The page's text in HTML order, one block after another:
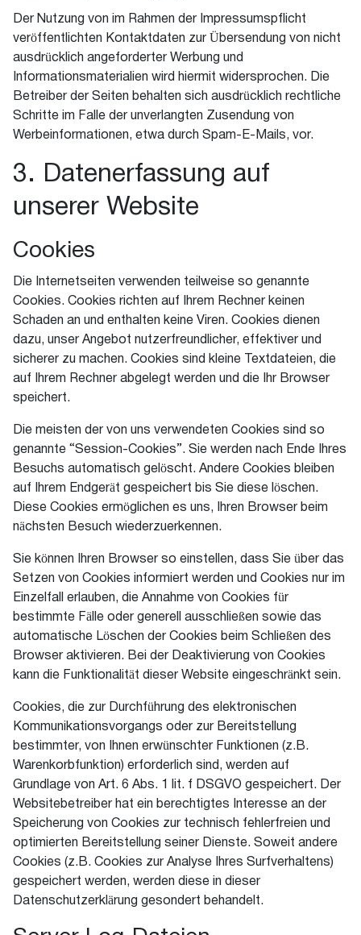
Der Nutzung von im Rahmen der Impressumspflicht
veröffentlichten Kontaktdaten zur Übersendung von nicht
ausdrücklich angeforderter Werbung und
Informationsmaterialien wird hiermit widersprochen. Die
Betreiber der Seiten behalten sich ausdrücklich rechtliche
Schritte im Falle der unverlangten Zusendung von
Werbeinformationen, etwa durch Spam-E-Mails, vor.
3. Datenerfassung auf
unserer Website
Cookies
Die Internetseiten verwenden teilweise so genannte
Cookies. Cookies richten auf Ihrem Rechner keinen
Schaden an und enthalten keine Viren. Cookies dienen
dazu, unser Angebot nutzerfreundlicher, effektiver und
sicherer zu machen. Cookies sind kleine Textdateien, die
auf Ihrem Rechner abgelegt werden und die Ihr Browser
speichert.
Die meisten der von uns verwendeten Cookies sind so
genannte “Session-Cookies”. Sie werden nach Ende Ihres
Besuchs automatisch gelöscht. Andere Cookies bleiben
auf Ihrem Endgerät gespeichert bis Sie diese löschen.
Diese Cookies ermöglichen es uns, Ihren Browser beim
nächsten Besuch wiederzuerkennen.
Sie können Ihren Browser so einstellen, dass Sie über das
Setzen von Cookies informiert werden und Cookies nur im
Einzelfall erlauben, die Annahme von Cookies für
bestimmte Fälle oder generell ausschließen sowie das
automatische Löschen der Cookies beim Schließen des
Browser aktivieren. Bei der Deaktivierung von Cookies
kann die Funktionalität dieser Website eingeschränkt sein.
Cookies, die zur Durchführung des elektronischen
Kommunikationsvorgangs oder zur Bereitstellung
bestimmter, von Ihnen erwünschter Funktionen (z.B.
Warenkorbfunktion) erforderlich sind, werden auf
Grundlage von Art. 6 Abs. 1 lit. f DSGVO gespeichert. Der
Websitebetreiber hat ein berechtigtes Interesse an der
Speicherung von Cookies zur technisch fehlerfreien und
optimierten Bereitstellung seiner Dienste. Soweit andere
Cookies (z.B. Cookies zur Analyse Ihres Surfverhaltens)
gespeichert werden, werden diese in dieser
Datenschutzerklärung gesondert behandelt.